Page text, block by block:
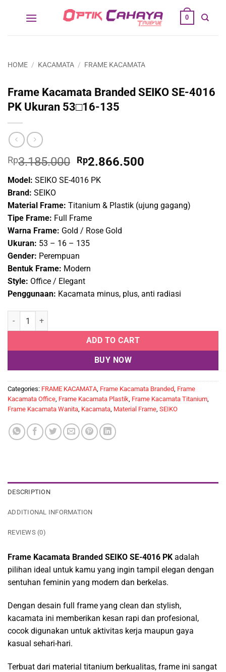
0
HOME / KACAMATA / FRAME KACAMATA
Frame Kacamata Branded SEIKO SE-4016
PK Ukuran 53□16-135
Rp3.185.000 Original
price
was:
Rp2.866.500
Model: SEIKO SE-4016 PK
Brand: SEIKO
Material Frame: Titanium & Plastik (ujung gagang)
Tipe Frame: Full Frame
Warna Frame: Gold / Rose Gold
Ukuran: 53 – 16 – 135
Gender: Perempuan
Bentuk Frame: Modern
Style: Office / Elegant
Penggunaan: Kacamata minus, plus, anti radiasi
Frame Kacamata Branded SEIKO SE-4016 PK Ukuran 53□16-135
ADD TO CART
BUY NOW
Categories: FRAME KACAMATA, Frame Kacamata Branded, Frame
Kacamata Office, Frame Kacamata Plastik, Frame Kacamata Titanium,
Frame Kacamata Wanita, Kacamata, Material Frame, SEIKO
DESCRIPTION
ADDITIONAL INFORMATION
REVIEWS (0)
Frame Kacamata Branded SEIKO SE-4016 PK adalah
pilihan ideal untuk kamu yang ingin tampil elegan dengan
sentuhan feminin yang modern dan berkelas.
Dengan desain full frame yang clean dan stylish,
kacamata ini memberikan kesan rapi dan profesional,
cocok digunakan untuk aktivitas kerja maupun gaya
kasual sehari-hari.
Terbuat dari material titanium berkualitas, frame ini sangat